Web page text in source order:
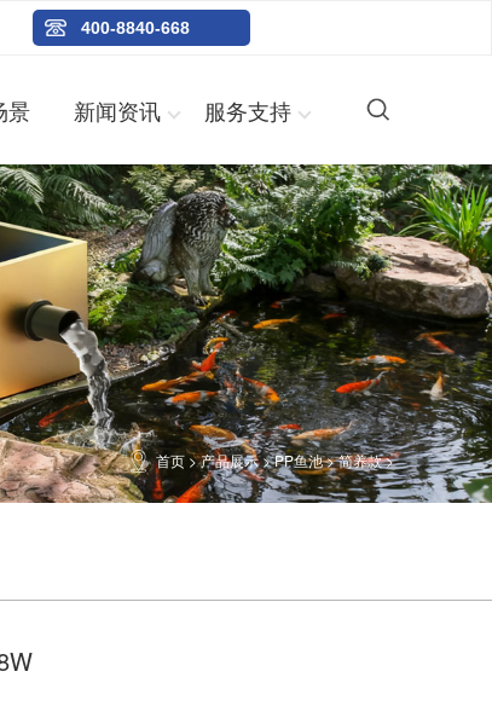
400-8840-668
景 新闻资讯 服务支持
首页>产品展示>PP鱼池>简养款>